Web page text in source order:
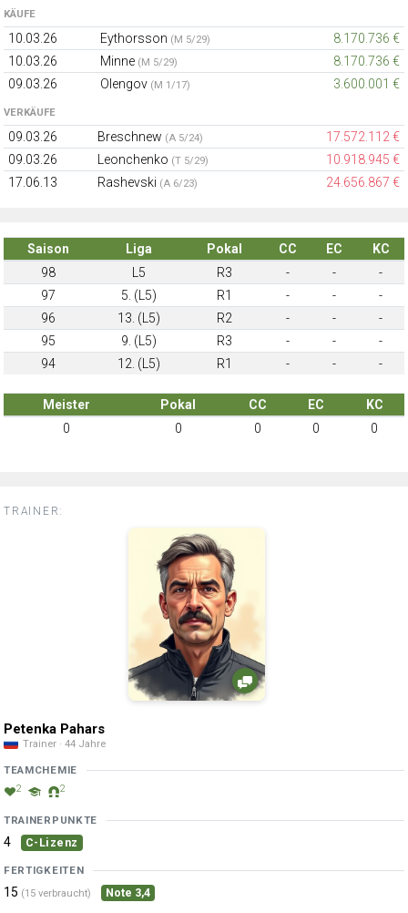
KÄUFE
10.03.26 Eythorsson (M 5/29)
8.170.736 €
10.03.26
Minne (M 5/29)
8.170.736 €
09.03.26
Olengov (M 1/17) 3.600.001 €
VERKÄUFE
09.03.26 Breschnew (A 5/24)
17.572.112 €
09.03.26
Leonchenko (T 5/29)
10.918.945 €
17.06.13
Rashevski (A 6/23) 24.656.867 €
Saison Liga Pokal CC EC
KC
98
L5 R3 - -
-
97
5. (L5) R1 - -
-
96
13. (L5) R2 - -
-
95
9. (L5) R3 - -
-
94
12. (L5) R1 - - -
Meister Pokal CC EC
KC
0
0 0 0 0
TRAINER:
Petenka Pahars
Trainer · 44 Jahre
TEAMCHEMIE
2 2
TRAINERPUNKTE
4 C-Lizenz
FERTIGKEITEN
15 (15 verbraucht) Note 3,4